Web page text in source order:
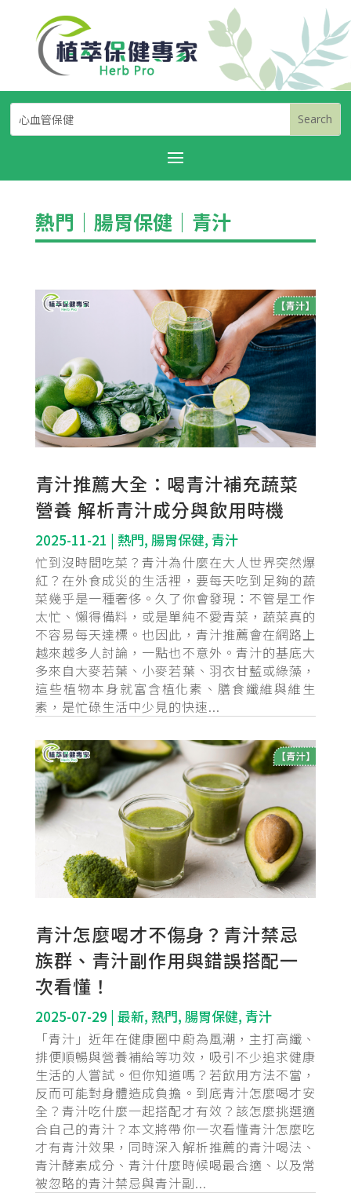
熱門 ｜ 腸胃保健｜ 青汁
青汁推薦大全：喝青汁補充蔬菜
營養 解析青汁成分與飲用時機
2025-11-21 | 熱門, 腸胃保健, 青汁
忙到沒時間吃菜？青汁為什麼在大人世界突然爆
紅？在外食成災的生活裡，要每天吃到足夠的蔬
菜幾乎是一種奢侈。久了你會發現：不管是工作
太忙、懶得備料，或是單純不愛青菜，蔬菜真的
不容易每天達標。也因此，青汁推薦會在網路上
越來越多人討論，一點也不意外。青汁的基底大
多來自大麥若葉、小麥若葉、羽衣甘藍或綠藻，
這些植物本身就富含植化素、膳食纖維與維生
素，是忙碌生活中少見的快速...
青汁怎麼喝才不傷身？青汁禁忌
族群、青汁副作用與錯誤搭配一
次看懂！
2025-07-29 | 最新, 熱門, 腸胃保健, 青汁
「青汁」近年在健康圈中蔚為風潮，主打高纖、
排便順暢與營養補給等功效，吸引不少追求健康
生活的人嘗試。但你知道嗎？若飲用方法不當，
反而可能對身體造成負擔。到底青汁怎麼喝才安
全？青汁吃什麼一起搭配才有效？該怎麼挑選適
合自己的青汁？本文將帶你一次看懂青汁怎麼吃
才有青汁效果，同時深入解析推薦的青汁喝法、
青汁酵素成分、青汁什麼時候喝最合適、以及常
被忽略的青汁禁忌與青汁副...